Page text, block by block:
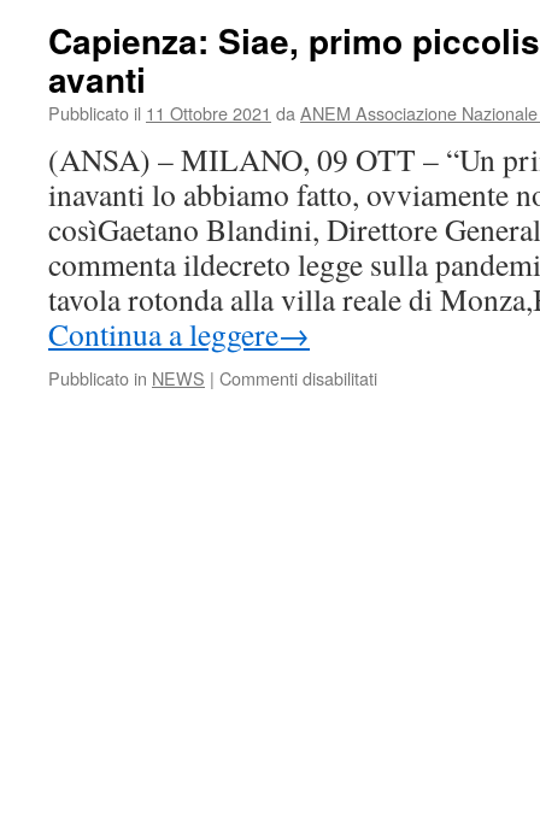
:
BORGONZONI
SUO
IMPEGNO
SOSTEGNO
PER
RIAPERTURE
Capienza: Siae, primo
avanti
Pubblicato il 11 Ottobre 2021 da ANEM Associazione
(ANSA) – MILANO, 09 OTT – “Un
inavanti lo abbiamo fatto, ovviamente
cosìGaetano Blandini, Direttore
commenta ildecreto legge sulla
tavola rotonda alla villa reale di
Continua a leggere→
Pubblicato in NEWS | Commenti disabilitatisu